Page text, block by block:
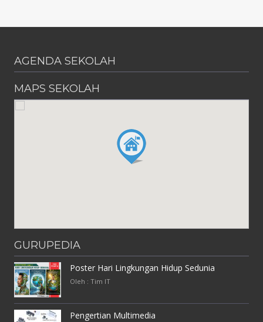
AGENDA SEKOLAH
MAPS SEKOLAH
GURUPEDIA
Poster Hari Lingkungan Hidup Sedunia
Oleh : Tim IT
Pengertian Multimedia